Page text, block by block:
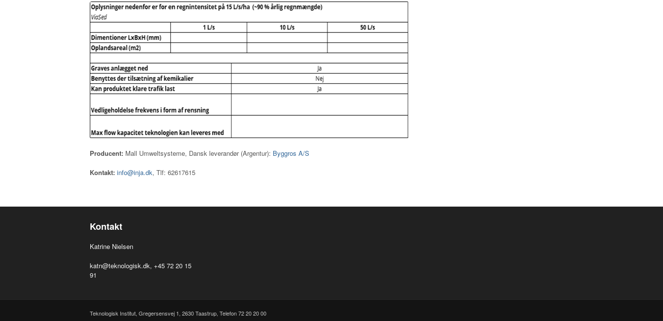
Producent: Mall Umweltsysteme, Dansk leverandør (Argentur): Byggros A/S
Kontakt: info@inja.dk, Tlf: 62617615
Kontakt
Katrine Nielsen
katn@teknologisk.dk, +45 72 20 15
91
Teknologisk Institut, Gregersensvej 1, 2630Taastrup, Telefon 72 20 20 00